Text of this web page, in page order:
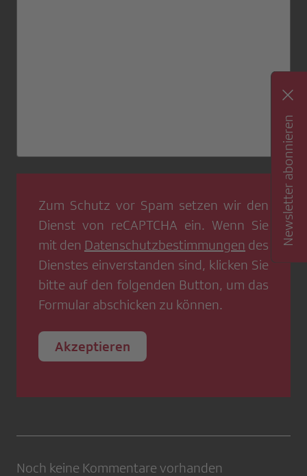
Zum Schutz vor Spam setzen wir den
Dienst von reCAPTCHA ein. Wenn Sie
mit den Datenschutzbestimmungen des
Dienstes einverstanden sind, klicken Sie
bitte auf den folgenden Button, um das
Formular abschicken zu können.
Akzeptieren
Noch keine Kommentare vorhanden
Newsletter abonnieren